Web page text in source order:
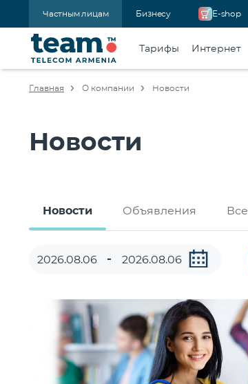
Частным лицам Бизнесу E-shop
Тарифы Интернет
Главная О компании Новости
Новости
Новости Объявления Все